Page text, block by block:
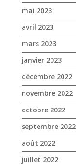
mai 2023
avril 2023
mars 2023
janvier 2023
décembre 2022
novembre 2022
octobre 2022
septembre 2022
août 2022
juillet 2022